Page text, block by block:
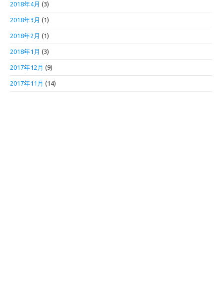
2018年4月 (3)
2018年3月 (1)
2018年2月 (1)
2018年1月 (3)
2017年12月 (9)
2017年11月 (14)